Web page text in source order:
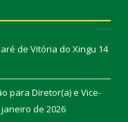
de Vitória do Xingu 14
para Diretor(a) e Vice-
janeiro de 2026